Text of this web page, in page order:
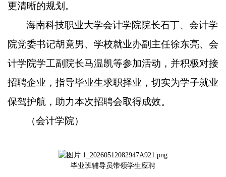
更清晰的规划。
海南科技职业大学会计学院院长石丁、会计学
院党委书记胡竟男、学校就业办副主任徐东亮、会
计学院学工副院长马温凯等参加活动，并积极对接
招聘企业，指导毕业生求职择业，切实为学子就业
保驾护航，助力本次招聘会取得成效。
（会计学院）
毕业班辅导员带领学生应聘